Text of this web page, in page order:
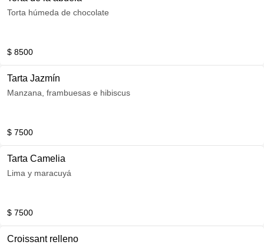
Torta húmeda de chocolate
$ 8500
Tarta Jazmín
Manzana, frambuesas e hibiscus
$ 7500
Tarta Camelia
Lima y maracuyá
$ 7500
Croissant relleno